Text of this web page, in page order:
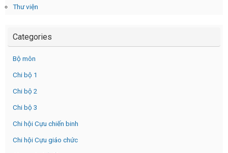
Thư viện
Categories
Bộ môn
Chi bộ 1
Chi bộ 2
Chi bộ 3
Chi hội Cựu chiến binh
Chi hội Cựu giáo chức